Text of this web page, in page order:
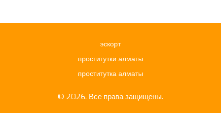
нюансы хранения. Давайте разберёмся, как дать
эскорт
проститутки алматы
проститутка алматы
© 2026. Все права защищены.